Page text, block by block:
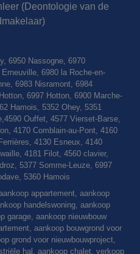
(Deontologie van de
6950 Nassogne, 6970
6980 la Roche-en-
6983 Nisramont, 6984
6997 Hotton, 6900 Marche-
Hamois, 5352 Ohey, 5351
Ouffet, 4577 Vierset-Barse,
4170 Comblain-au-Pont, 4160
4130 Esneux, 4140
4181 Filot, 4560 clavier,
5377 Somme-Leuze, 6997
5360 Hamois
appartement, aankoop
handelswoning, aankoop
garage, aankoop nieuwbouw
aankoop bouwgrond voor
grond voor nieuwbouwproject,
hal, aankoop chalet, verkoop